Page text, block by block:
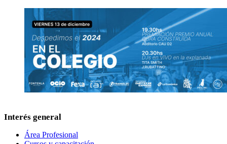
Interés general
Área Profesional